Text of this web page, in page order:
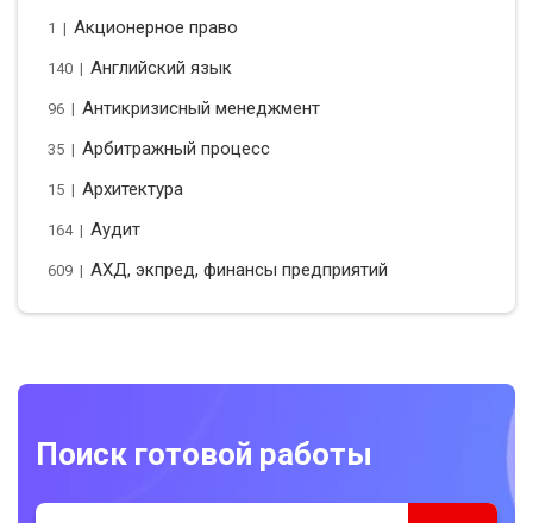
1 | Акционерное право
140 | Английский язык
96 | Антикризисный менеджмент
35 | Арбитражный процесс
15 | Архитектура
164 | Аудит
609 | АХД, экпред, финансы предприятий
Поиск готовой работы